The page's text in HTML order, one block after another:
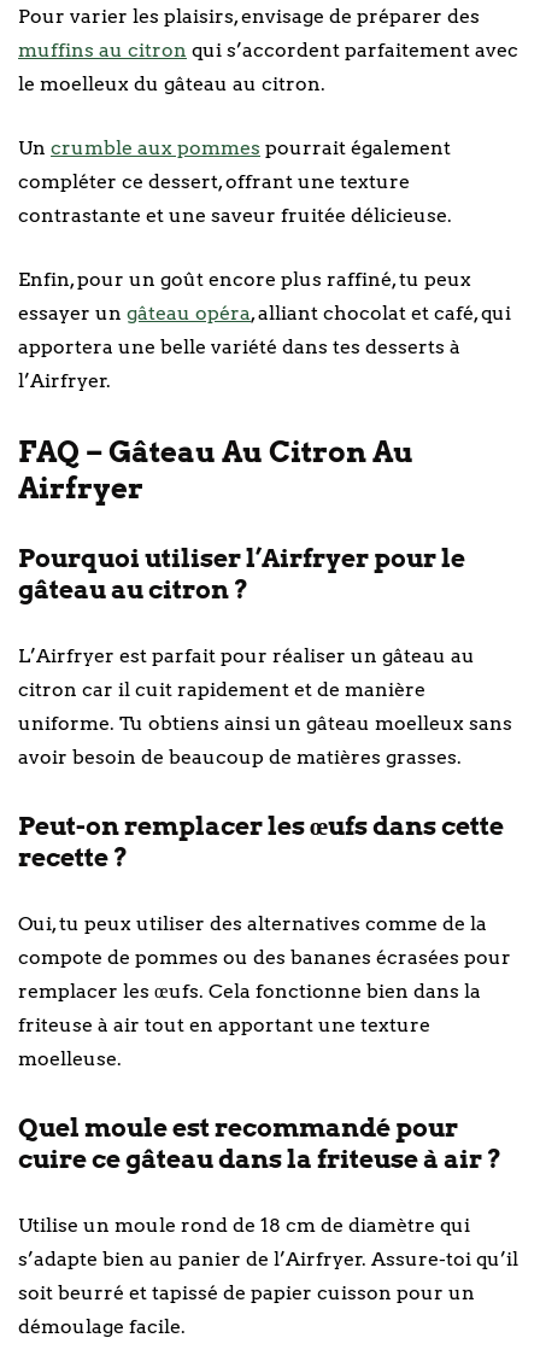
Pour varier les plaisirs, envisage de préparer des
muffins au citron qui s’accordent parfaitement avec
le moelleux du gâteau au citron.
Un crumble aux pommes pourrait également
compléter ce dessert, offrant une texture
contrastante et une saveur fruitée délicieuse.
Enfin, pour un goût encore plus raffiné, tu peux
essayer un gâteau opéra, alliant chocolat et café, qui
apportera une belle variété dans tes desserts à
l’Airfryer.
FAQ – Gâteau Au Citron Au
Airfryer
Pourquoi utiliser l’Airfryer pour le
gâteau au citron ?
L’Airfryer est parfait pour réaliser un gâteau au
citron car il cuit rapidement et de manière
uniforme. Tu obtiens ainsi un gâteau moelleux sans
avoir besoin de beaucoup de matières grasses.
Peut-on remplacer les œufs dans cette
recette ?
Oui, tu peux utiliser des alternatives comme de la
compote de pommes ou des bananes écrasées pour
remplacer les œufs. Cela fonctionne bien dans la
friteuse à air tout en apportant une texture
moelleuse.
Quel moule est recommandé pour
cuire ce gâteau dans la friteuse à air ?
Utilise un moule rond de 18 cm de diamètre qui
s’adapte bien au panier de l’Airfryer. Assure-toi qu’il
soit beurré et tapissé de papier cuisson pour un
démoulage facile.